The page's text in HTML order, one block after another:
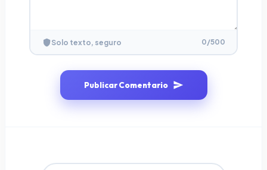
Solo texto, seguro 0/500
Publicar Comentario